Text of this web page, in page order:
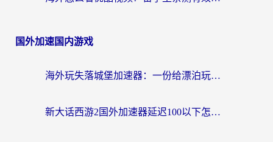
国外加速国内游戏
海外玩失落城堡加速器：一份给漂泊玩家的网络自救指南
新大话西游2国外加速器延迟100以下怎么办？海外党实测有效的低延迟指南